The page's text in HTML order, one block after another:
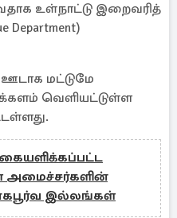
உள்நாட்டு இறைவரித்
மட்டுமே
வெளியட்டுள்ள
அமைச்சர்களின்
இல்லங்கள்